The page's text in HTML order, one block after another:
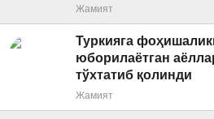
Жамият
Туркияга
юборилаётган
тўхтатиб қолинди
Жамият